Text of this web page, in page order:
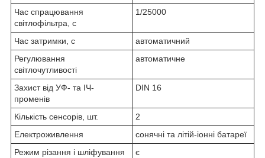
Час спрацювання
світлофільтра, с
1/25000
Час затримки, с
автоматичний
Регулювання
світлочутливості
автоматичне
Захист від УФ- та ІЧ-
променів
DIN 16
Кількість сенсорів, шт.
2
Електроживлення
сонячні та літій-іонні батареї
Режим різання і шліфування
є